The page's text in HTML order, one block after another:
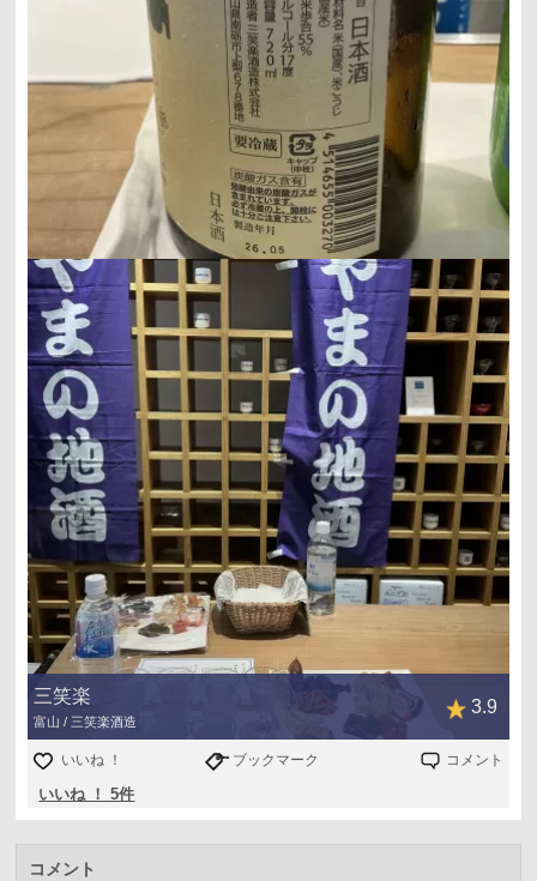
三笑楽
富山 / 三笑楽酒造
3.9
いいね ！ ブックマーク コメント
いいね ！ 5件
コメント